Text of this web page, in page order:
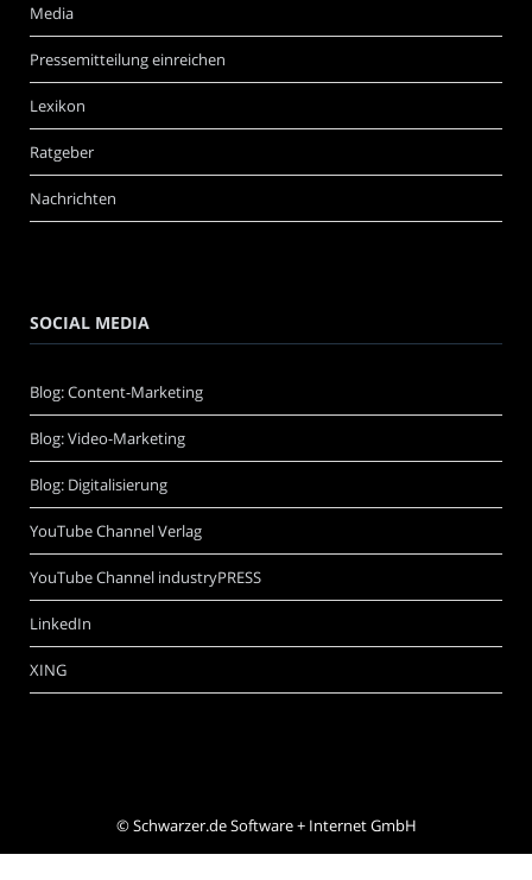
Media
Pressemitteilung einreichen
Lexikon
Ratgeber
Nachrichten
SOCIAL MEDIA
Blog: Content-Marketing
Blog: Video-Marketing
Blog: Digitalisierung
YouTube Channel Verlag
YouTube Channel industryPRESS
LinkedIn
XING
©Schwarzer.de Software + Internet GmbH